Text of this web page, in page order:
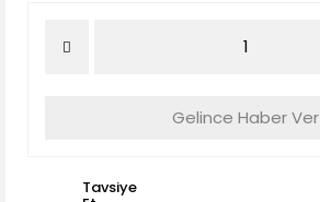
Gelince Haber Ver
Tavsiye